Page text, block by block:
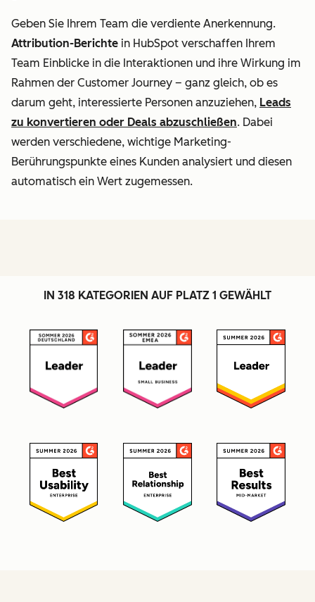
Geben Sie Ihrem Team die verdiente Anerkennung.
Attribution-Berichte in HubSpot verschaffen Ihrem
Team Einblicke in die Interaktionen und ihre Wirkung im
Rahmen der Customer Journey – ganz gleich, ob es
darum geht, interessierte Personen anzuziehen, Leads
zu konvertieren oder Deals abzuschließen. Dabei
werden verschiedene, wichtige Marketing-
Berührungspunkte eines Kunden analysiert und diesen
automatisch ein Wert zugemessen.
IN 318 KATEGORIEN AUF PLATZ 1 GEWÄHLT